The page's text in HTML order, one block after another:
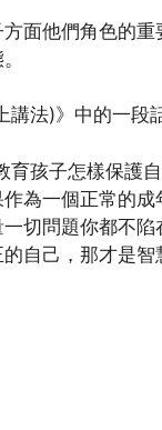
面他們角色的重
法)》中的一段
育孩子怎樣保護
為一個正常的
切問題你都不
自己，那才是智